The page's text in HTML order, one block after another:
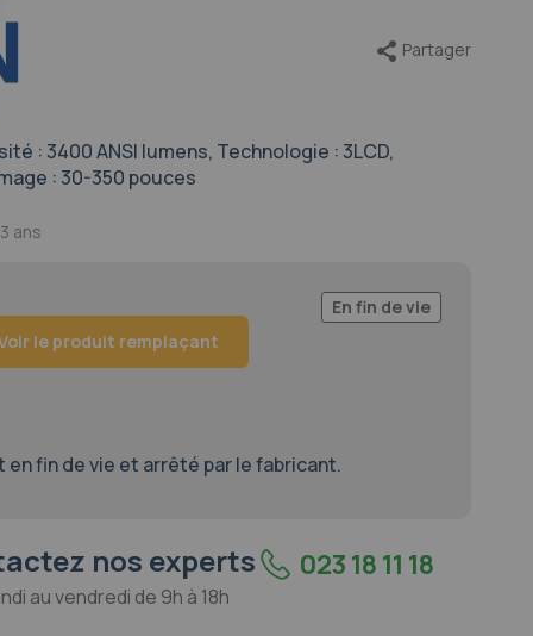
: 3400 ANSI lumens, Technologie : 3LCD,
: 30-350 pouces
3 ans
Partager
En fin de vie
le produit remplaçant
fin de vie et arrêté par le fabricant.
nos experts
au vendredi de 9h à 18h
023 18 11 18